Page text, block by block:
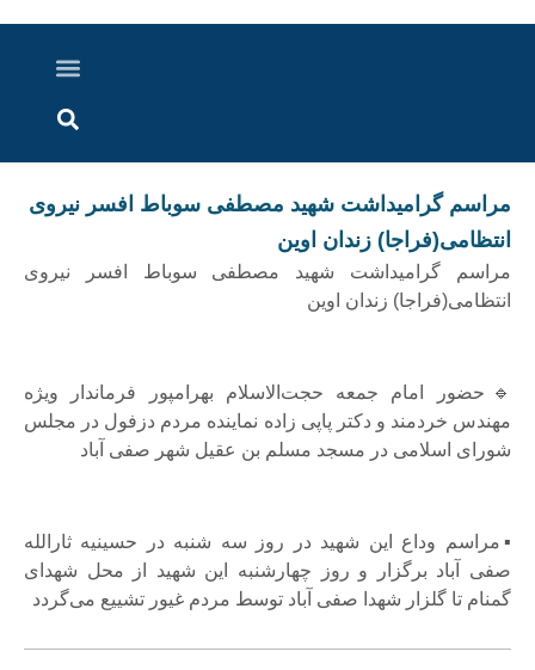
مراسم گرامیداشت شهید مصطفی سوباط افسر نیروی
انتظامی(فراجا) زندان اوین
مراسم گرامیداشت شهید مصطفی سوباط افسر نیروی
انتظامی(فراجا) زندان اوین
🔹حضور امام جمعه حجت‌الاسلام بهرامپور فرماندار ویژه
مهندس خردمند و دکتر پاپی زاده نماينده مردم دزفول در مجلس
شورای اسلامی در مسجد مسلم بن عقیل شهر صفی آباد
▪️مراسم وداع این شهید در روز سه شنبه در حسینیه ثارالله
صفی آباد برگزار و روز چهارشنبه این شهید از محل شهدای
گمنام تا گلزار شهدا صفی آباد توسط مردم غیور تشییع می‌گردد